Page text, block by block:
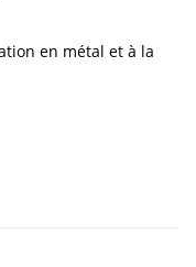
en métal et à la